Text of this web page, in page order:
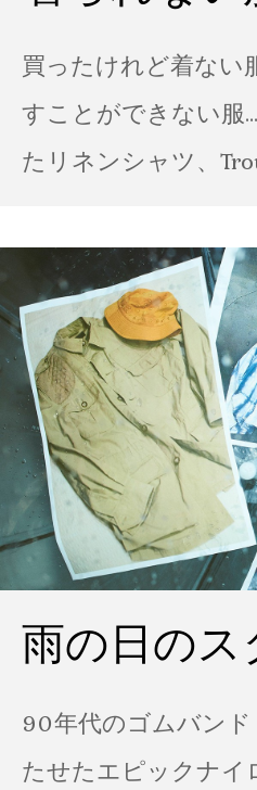
買ったけれど着ない
すことができない服
たリネンシャツ、
雨の日のス
90年代のゴムバン
たせたエピックナイ